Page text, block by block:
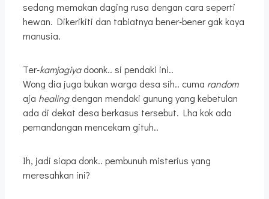
sedang memakan daging rusa dengan cara seperti
hewan. Dikerikiti dan tabiatnya bener-bener gak kaya
manusia.
Ter-kamjagiyadoonk.. si pendaki ini..
Wong dia juga bukan warga desa sih.. cuma random
aja healingdengan mendaki gunung yang kebetulan
ada di dekat desa berkasus tersebut. Lha kok ada
pemandangan mencekam gituh..
Ih, jadi siapa donk.. pembunuh misterius yang
meresahkan ini?